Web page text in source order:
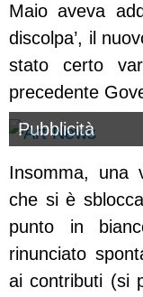
Maio aveva
discolpa’, il
stato certo
precedente
Pubblicità
Insomma, una
che si è
punto in
rinunciato
ai contributi (si